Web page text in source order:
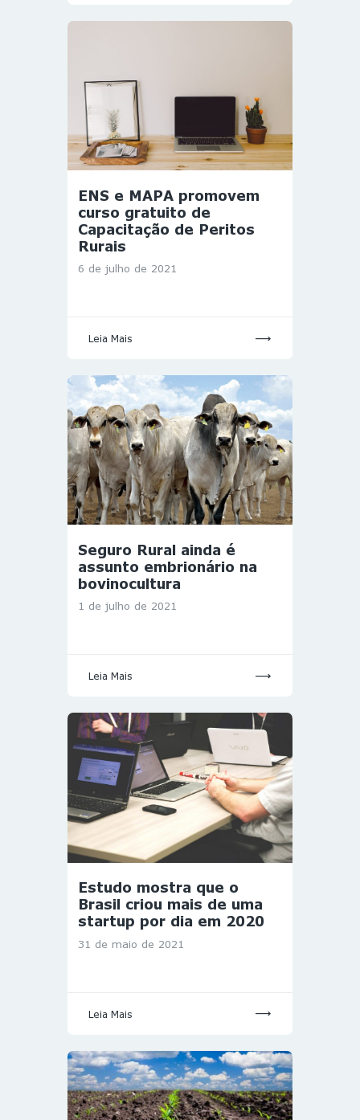
ENS e MAPA promovem
curso gratuito de
Capacitação de Peritos
Rurais
6 de julho de 2021
Leia Mais
Seguro Rural ainda é
assunto embrionário na
bovinocultura
1 de julho de 2021
Leia Mais
Estudo mostra que o
Brasil criou mais de uma
startup por dia em 2020
31 de maio de 2021
Leia Mais